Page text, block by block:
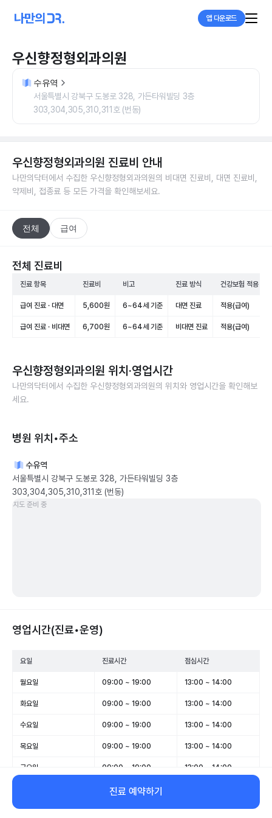
앱 다운로드
우신향정형외과의원
수유역
서울특별시 강북구 도봉로 328, 가든타워빌딩 3층
303,304,305,310,311호 (번동)
우신향정형외과의원 진료비 안내
나만의닥터에서 수집한 우신향정형외과의원의 비대면 진료비, 대면 진료비,
약제비, 접종료 등 모든 가격을 확인해보세요.
전체 급여
전체 진료비
진료 항목 진료비 비고 진료 방식 건강보험 적용
급여 진료 · 대면 5,600원 6~64세 기준 대면 진료 적용(급여)
급여 진료 · 비대면 6,700원 6~64세 기준 비대면 진료 적용(급여)
우신향정형외과의원 위치·영업시간
나만의닥터에서 수집한 우신향정형외과의원의 위치와 영업시간을 확인해보
세요.
병원 위치•주소
수유역
서울특별시 강북구 도봉로 328, 가든타워빌딩 3층
303,304,305,310,311호 (번동)
지도 준비 중
영업시간(진료•운영)
요일 진료시간 점심시간
월요일 09:00 ~ 19:00 13:00 ~ 14:00
화요일 09:00 ~ 19:00 13:00 ~ 14:00
수요일 09:00 ~ 19:00 13:00 ~ 14:00
목요일 09:00 ~ 19:00 13:00 ~ 14:00
금요일 09:00 ~ 19:00 13:00 ~ 14:00
09:00 ~ 13:00
일요일 휴무 -
진료 예약하기